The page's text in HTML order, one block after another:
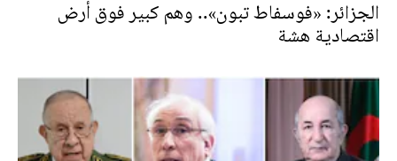
الجزائر: «فوسفاط تبون».. وهم كبير فوق أرض
اقتصادية هشة